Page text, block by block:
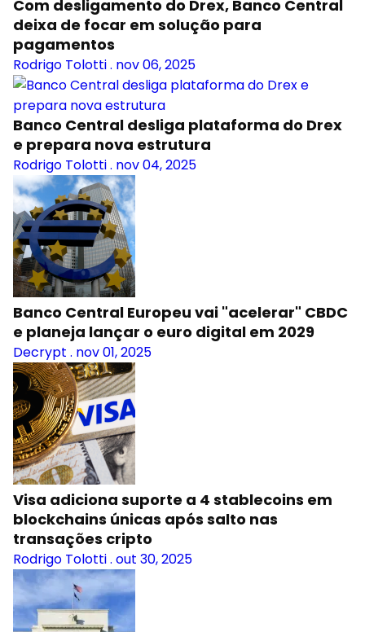
Com desligamento do Drex, Banco Central
deixa de focar em solução para
pagamentos
Rodrigo Tolotti. nov 06, 2025
Banco Central desliga plataforma do Drex
e prepara nova estrutura
Rodrigo Tolotti. nov 04, 2025
Banco Central Europeu vai "acelerar" CBDC
e planeja lançar o euro digital em 2029
Decrypt . nov 01, 2025
Visa adiciona suporte a 4 stablecoins em
blockchains únicas após salto nas
transações cripto
Rodrigo Tolotti. out 30, 2025